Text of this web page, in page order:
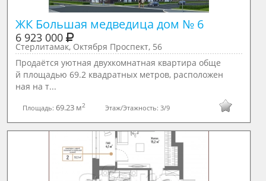
ЖК Большая медведица дом № 6
6 923 000
Стерлитамак, Октября Проспект, 56
Продаётся уютная двухкомнатная квартира обще
й площадью 69.2 квадратных метров, расположен
ная на т...
Площадь: 69.23 м2 Этаж/Этажность: 3/9